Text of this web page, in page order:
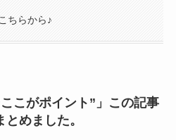
ちらから♪
ここがポイント ” 」この記事
めました。